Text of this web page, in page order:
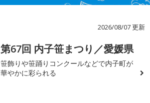
2026/08/07 更新
第67回 内子笹まつり／愛媛県
笹飾りや笹踊りコンクールなどで内子町が
華やかに彩られる